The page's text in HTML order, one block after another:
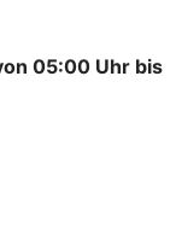
05:00 Uhr bis